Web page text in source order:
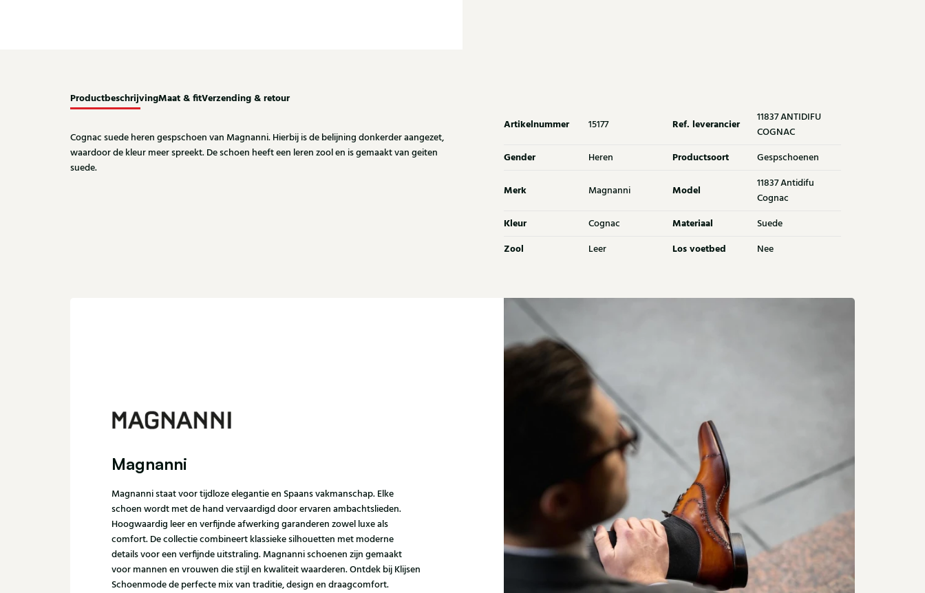
ProductbeschrijvingMaat & fitVerzending & retour
Cognac suede heren gespschoen van Magnanni. Hierbij is de belijning donkerder aangezet,
waardoor de kleur meer spreekt. De schoen heeft een leren zool en is gemaakt van geiten
suede.
Artikelnummer 15177 Ref. leverancier
11837 ANTIDIFU
COGNAC
Gender Heren Productsoort Gespschoenen
Merk Magnanni Model
11837 Antidifu
Cognac
Kleur Cognac Materiaal Suede
Zool Leer Los voetbed Nee
Magnanni
Magnanni staat voor tijdloze elegantie en Spaans vakmanschap. Elke
schoen wordt met de hand vervaardigd door ervaren ambachtslieden.
Hoogwaardig leer en verfijnde afwerking garanderen zowel luxe als
comfort. De collectie combineert klassieke silhouetten met moderne
details voor een verfijnde uitstraling. Magnanni schoenen zijn gemaakt
voor mannen en vrouwen die stijl en kwaliteit waarderen. Ontdek bij Klijsen
Schoenmode de perfecte mix van traditie, design en draagcomfort.